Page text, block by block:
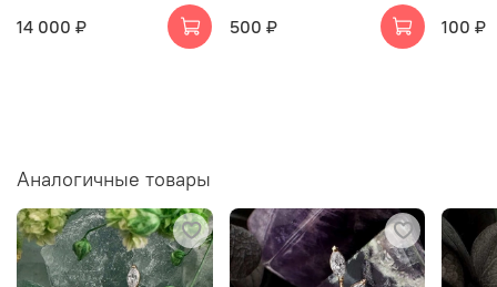
14 000 ₽
500 ₽
100 ₽
Аналогичные товары